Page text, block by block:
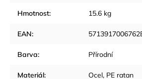
Hmotnost: 15.6 kg
EAN:
Barva: Přírodní
Materiál: Ocel, PE ratan